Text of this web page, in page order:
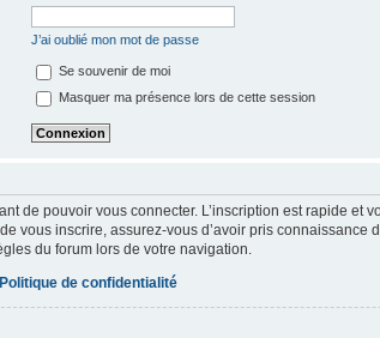
J’ai oublié mon mot de passe
Se souvenir de moi
Masquer ma présence lors de cette session
de pouvoir vous connecter. L’inscription est rapide
vous inscrire, assurez-vous d’avoir pris
du forum lors de votre navigation.
Politique de confidentialité